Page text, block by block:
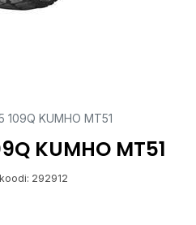
109Q KUMHO MT51
KUMHO MT51
292912